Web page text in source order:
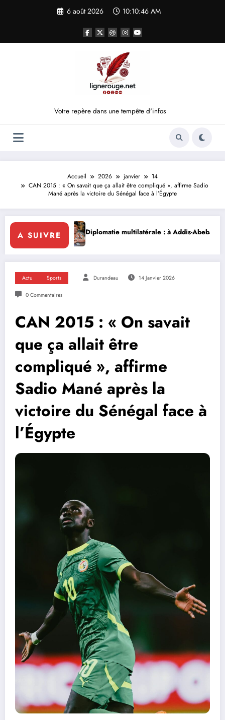
6 août 2026 10:10:46 AM
Votre repère dans une tempête d'infos
Accueil 2026 janvier
14
CAN 2015 : « On savait que ça allait être compliqué », affirme Sadio
Mané après la victoire du Sénégal face à l’Égypte
A SUIVRE
Diplomatie multilatérale : à Addis-Abeba, SE Mme Nialé
Actu Sports Durandeau 14 Janvier 2026
0 Commentaires
CAN 2015 : « On savait
que ça allait être
compliqué », affirme
Sadio Mané après la
victoire du Sénégal face à
l’Égypte